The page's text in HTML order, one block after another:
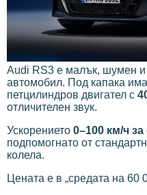
Audi RS3 е малък, шумен и
автомобил. Под капака
петцилиндров двигател с
отличителен звук.
Ускорението 0–100 км/ч
подпомогнато от
колела.
Цената е в „средата на 60